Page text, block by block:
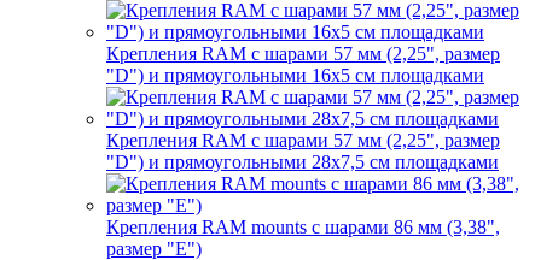
Крепления RAM с шарами 57 мм (2,25", размер
"D") и прямоугольными 16х5 см площадками
Крепления RAM с шарами 57 мм (2,25", размер
"D") и прямоугольными 28х7,5 см площадками
Крепления RAM mounts с шарами 86 мм (3,38",
размер "E")